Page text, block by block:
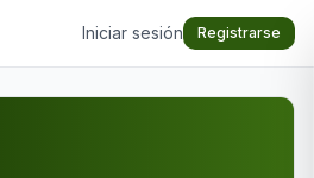
Iniciar sesión Registrarse